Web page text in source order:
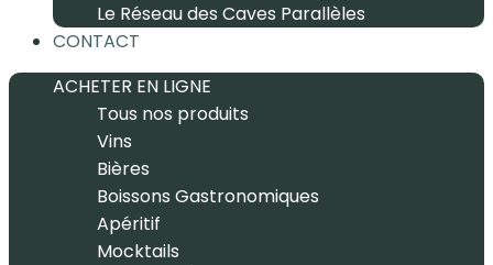
Le Réseau des Caves Parallèles
CONTACT
ACHETER EN LIGNE
Tous nos produits
Vins
Bières
Boissons Gastronomiques
Apéritif
Mocktails